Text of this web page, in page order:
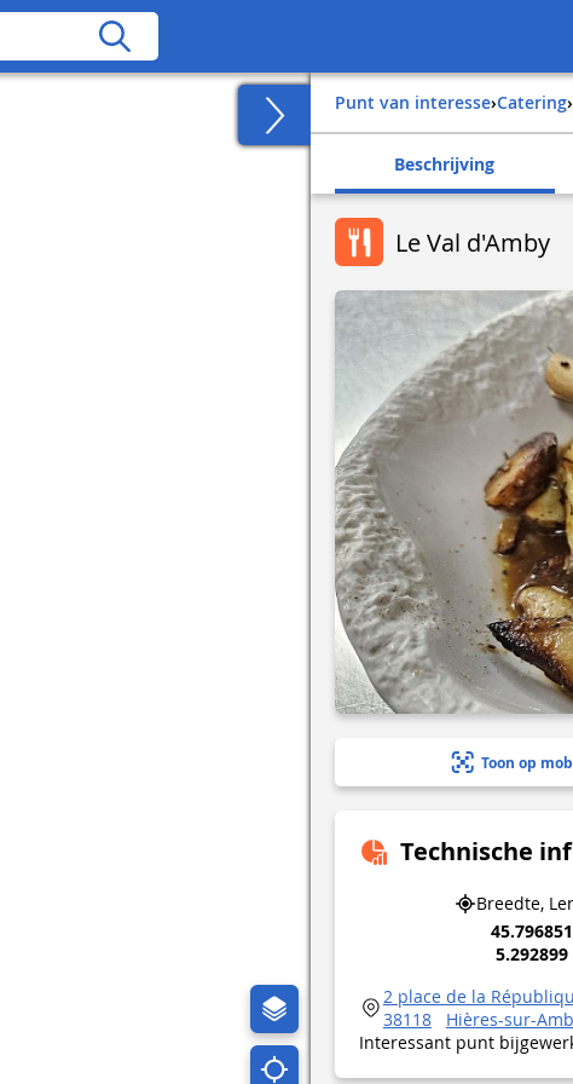
Punt van interesse› Catering›
Beschrijving
Le Val d'Amby
Toon op
Technische
Breedte,
45.796851
5.292899
2 place de la
38118
Hières-sur-
Interessant punt